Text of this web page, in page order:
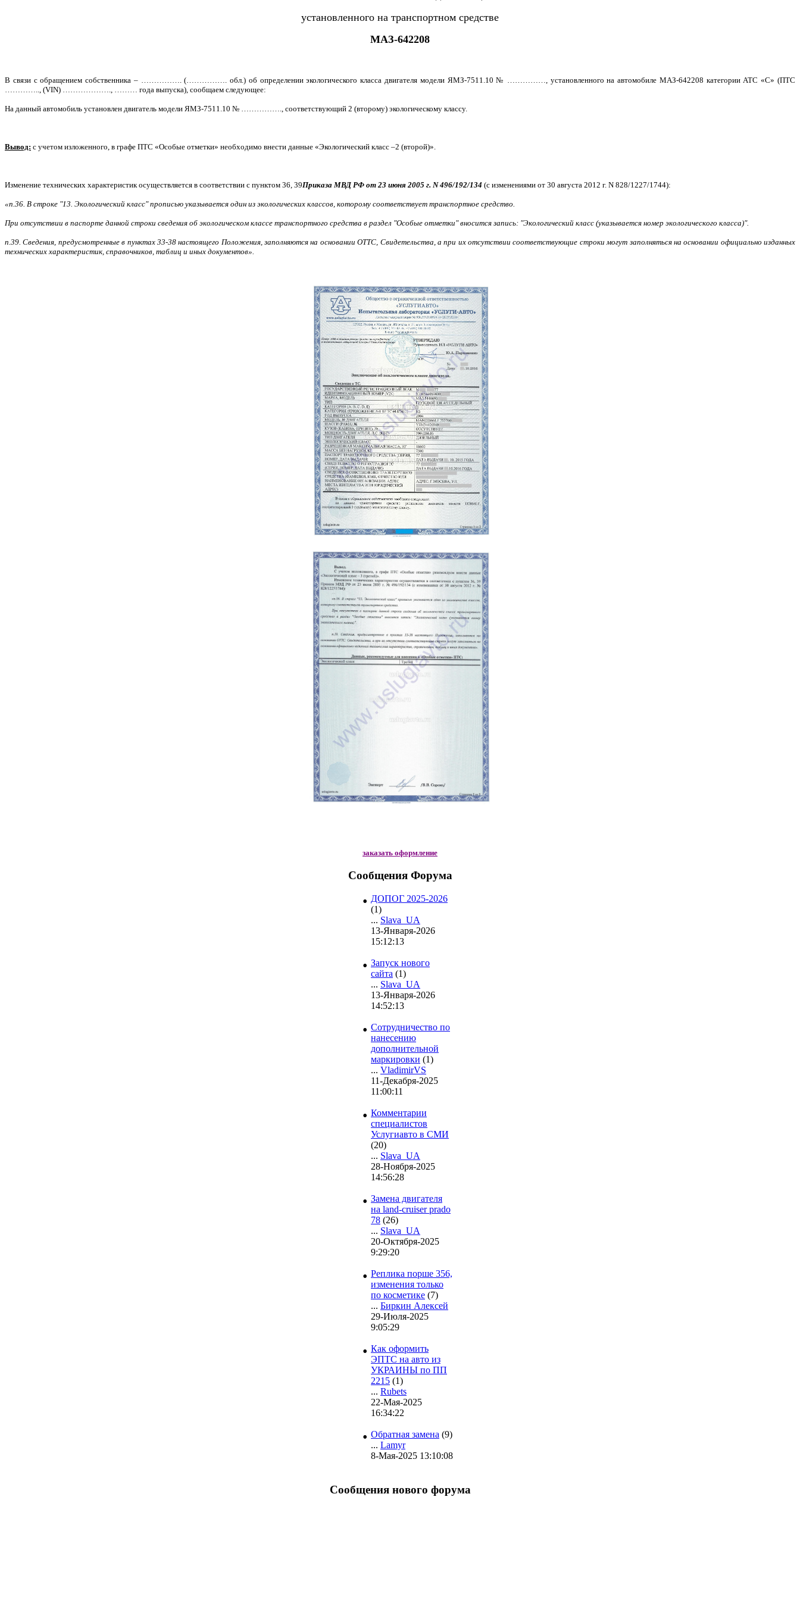
установленного на транспортном средстве
МАЗ-642208
В связи с обращением собственника – ……………. (……………. обл.) об определении экологического класса двигателя модели ЯМЗ-7511.10 № ……………, установленного на автомобиле МАЗ-642208 категории АТC «С» (ПТС
………….., (VIN) ………………., ……… года выпуска), сообщаем следующее:
На данный автомобиль установлен двигатель модели ЯМЗ-7511.10 № ……………., соответствующий 2 (второму) экологическому классу.
Вывод: с учетом изложенного, в графе ПТС «Особые отметки» необходимо внести данные «Экологический класс –2 (второй)».
Изменение технических характеристик осуществляется в соответствии с пунктом 36, 39Приказа МВД РФ от 23 июня 2005 г. N 496/192/134 (с изменениями от 30 августа 2012 г. N 828/1227/1744):
«п.36. В строке "13. Экологический класс" прописью указывается один из экологических классов, которому соответствует транспортное средство.
При отсутствии в паспорте данной строки сведения об экологическом классе транспортного средства в раздел "Особые отметки" вносится запись: "Экологический класс (указывается номер экологического класса)".
п.39. Сведения, предусмотренные в пунктах 33-38 настоящего Положения, заполняются на основании ОТТС, Свидетельства, а при их отсутствии соответствующие строки могут заполняться на основании официально изданных
технических характеристик, справочников, таблиц и иных документов».
заказать оформление
Сообщения Форума
• ДОПОГ 2025-2026
(1)
... Slava_UA
13-Января-2026
15:12:13
• Запуск нового
сайта (1)
... Slava_UA
13-Января-2026
14:52:13
• Сотрудничество по
нанесению
дополнительной
маркировки (1)
... VladimirVS
11-Декабря-2025
11:00:11
• Комментарии
специалистов
Услугиавто в СМИ
(20)
... Slava_UA
28-Ноября-2025
14:56:28
• Замена двигателя
на land-cruiser prado
78 (26)
... Slava_UA
20-Октября-2025
9:29:20
• Реплика порше 356,
изменения только
по косметике (7)
... Биркин Алексей
29-Июля-2025
9:05:29
• Как оформить
ЭПТС на авто из
УКРАИНЫ по ПП
2215 (1)
... Rubets
22-Мая-2025
16:34:22
• Обратная замена (9)
... Lamyr
8-Мая-2025 13:10:08
Сообщения нового форума